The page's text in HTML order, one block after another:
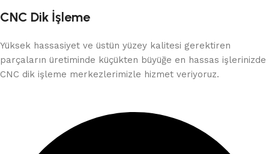
CNC Dik İşleme
Yüksek hassasiyet ve üstün yüzey kalitesi gerektiren
parçaların üretiminde küçükten büyüğe en hassas işlerinizde
CNC dik işleme merkezlerimizle hizmet veriyoruz.